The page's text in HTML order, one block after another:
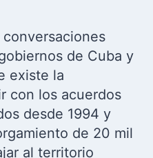
de Cuba y
existe la
con los acuerdos
desde 1994 y
de 20 mil
al territorio